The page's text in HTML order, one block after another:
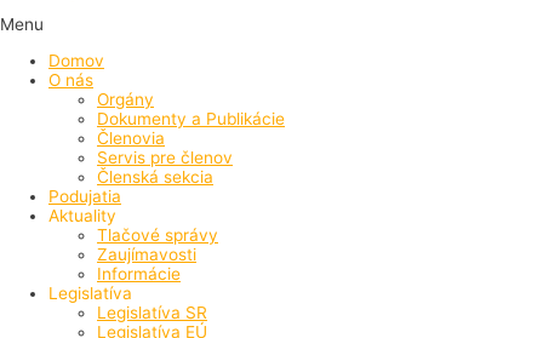
Menu
Domov
O nás
Orgány
Dokumenty a Publikácie
Členovia
Servis pre členov
Členská sekcia
Podujatia
Aktuality
Tlačové správy
Zaujímavosti
Informácie
Legislatíva
Legislatíva SR
Legislatíva EÚ